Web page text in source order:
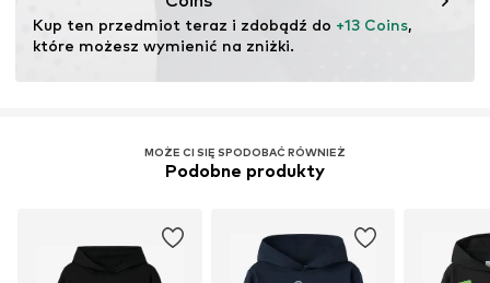
Kup ten przedmiot teraz i zdobądź do +13 Coins,
które możesz wymienić na zniżki.
MOŻE CI SIĘ SPODOBAĆ RÓWNIEŻ
Podobne produkty